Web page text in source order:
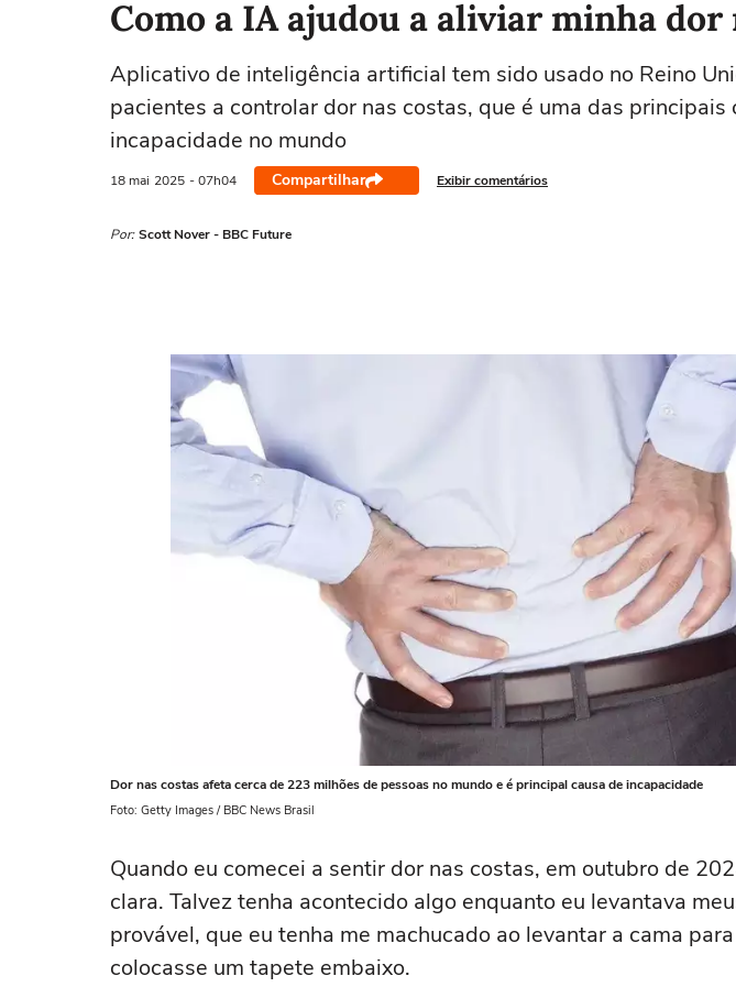
Como a IA ajudou a aliviar minha dor
Aplicativo de inteligência artificial tem sido usado no Reino
pacientes a controlar dor nas costas, que é uma das principais
incapacidade no mundo
18 mai 2025 - 07h04 Compartilhar Exibir comentários
Por: Scott Nover - BBC Future
Dor nas costas afeta cerca de 223 milhões de pessoas no mundo e é principal causa de incapacidade
Foto: Getty Images / BBC News Brasil
Quando eu comecei a sentir dor nas costas, em outubro de
clara. Talvez tenha acontecido algo enquanto eu levantava
provável, que eu tenha me machucado ao levantar a cama
colocasse um tapete embaixo.